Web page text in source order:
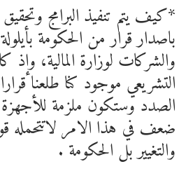
*كيف يتم تنفيذ البرامج
باصدار قرار من الحكومة
والشركات لوزارة المالية، وإذ
التشريعي موجود كنا طلعنا
الصدد وستكون ملزمة
ضعف في هذا الامر لاتتحمله
والتغيير بل الحكومة .